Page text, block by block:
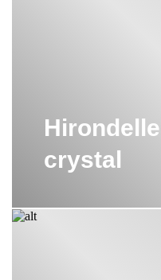
crystal